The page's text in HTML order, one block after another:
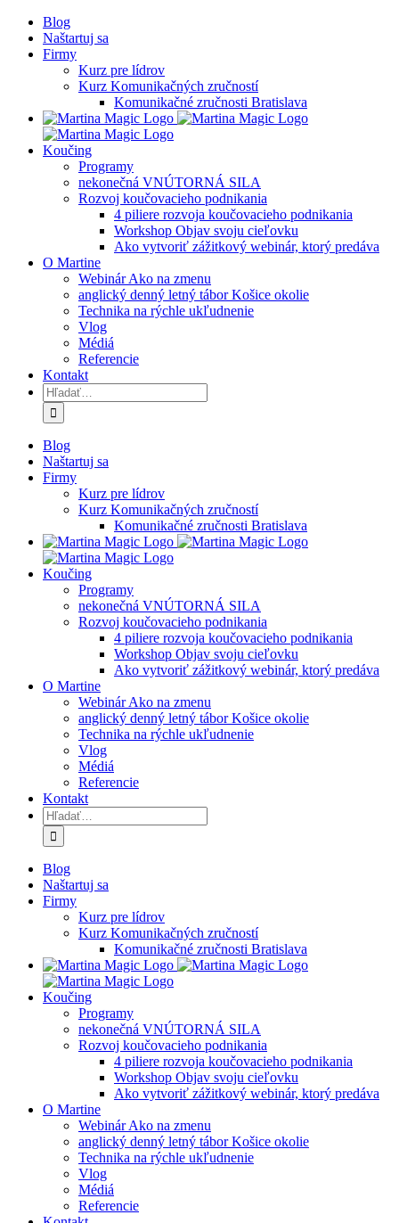
preskočiť
obsah
Blog
Naštartuj sa
Firmy
Kurz pre lídrov
Kurz Komunikačných zručností
Komunikačné zručnosti Bratislava
Koučing
Programy
nekonečná VNÚTORNÁ SILA
Rozvoj koučovacieho podnikania
4 piliere rozvoja koučovacieho podnikania
Workshop Objav svoju cieľovku
Ako vytvoriť zážitkový webinár, ktorý predáva
O Martine
Webinár Ako na zmenu
anglický denný letný tábor Košice okolie
Technika na rýchle ukľudnenie
Vlog
Médiá
Referencie
Kontakt
Hľadať:
Blog
Naštartuj sa
Firmy
Kurz pre lídrov
Kurz Komunikačných zručností
Komunikačné zručnosti Bratislava
Koučing
Programy
nekonečná VNÚTORNÁ SILA
Rozvoj koučovacieho podnikania
4 piliere rozvoja koučovacieho podnikania
Workshop Objav svoju cieľovku
Ako vytvoriť zážitkový webinár, ktorý predáva
O Martine
Webinár Ako na zmenu
anglický denný letný tábor Košice okolie
Technika na rýchle ukľudnenie
Vlog
Médiá
Referencie
Kontakt
Hľadať:
Blog
Naštartuj sa
Firmy
Kurz pre lídrov
Kurz Komunikačných zručností
Komunikačné zručnosti Bratislava
Koučing
Programy
nekonečná VNÚTORNÁ SILA
Rozvoj koučovacieho podnikania
4 piliere rozvoja koučovacieho podnikania
Workshop Objav svoju cieľovku
Ako vytvoriť zážitkový webinár, ktorý predáva
O Martine
Webinár Ako na zmenu
anglický denný letný tábor Košice okolie
Technika na rýchle ukľudnenie
Vlog
Médiá
Referencie